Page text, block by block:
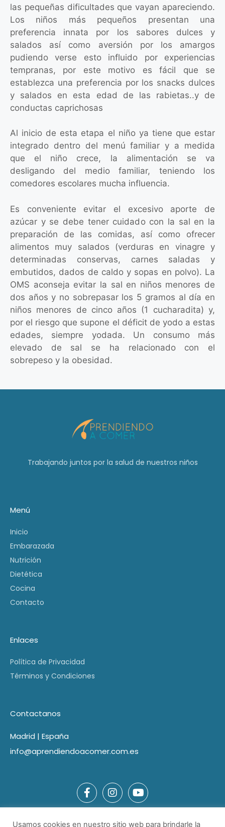
las pequeñas dificultades que vayan apareciendo.
Los niños más pequeños presentan una
preferencia innata por los sabores dulces y
salados así como aversión por los amargos
pudiendo verse esto influido por experiencias
tempranas, por este motivo es fácil que se
establezca una preferencia por los snacks dulces
y salados en esta edad de las rabietas..y de
conductas caprichosas
Al inicio de esta etapa el niño ya tiene que estar
integrado dentro del menú familiar y a medida
que el niño crece, la alimentación se va
desligando del medio familiar, teniendo los
comedores escolares mucha influencia.
Es conveniente evitar el excesivo aporte de
azúcar y se debe tener cuidado con la sal en la
preparación de las comidas, así como ofrecer
alimentos muy salados (verduras en vinagre y
determinadas conservas, carnes saladas y
embutidos, dados de caldo y sopas en polvo). La
OMS aconseja evitar la sal en niños menores de
dos años y no sobrepasar los 5 gramos al día en
niños menores de cinco años (1 cucharadita) y,
por el riesgo que supone el déficit de yodo a estas
edades, siempre yodada. Un consumo más
elevado de sal se ha relacionado con el
sobrepeso y la obesidad.
Trabajando juntos por la salud de nuestros niños
Menú
Inicio
Embarazada
Nutrición
Dietética
Cocina
Contacto
Enlaces
Política de Privacidad
Términos y Condiciones
Contactanos
Madrid | España
info@aprendiendoacomer.com.es
Usamos cookies en nuestro sitio web para brindarle la